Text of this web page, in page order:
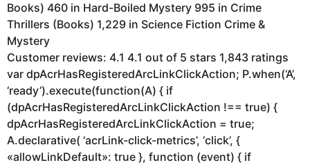
Books) 460 in Hard-Boiled Mystery 995 in Crime
Thrillers (Books) 1,229 in Science Fiction Crime &
Mystery
Customer reviews: 4.1 4.1 out of 5 stars 1,843 ratings
var dpAcrHasRegisteredArcLinkClickAction; P.when(‘A’,
‘ready’).execute(function(A) { if
(dpAcrHasRegisteredArcLinkClickAction !== true) {
dpAcrHasRegisteredArcLinkClickAction = true;
A.declarative( ‘acrLink-click-metrics’, ‘click’, {
«allowLinkDefault»: true }, function (event) { if